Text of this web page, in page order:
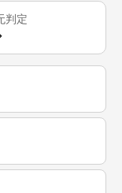
判定